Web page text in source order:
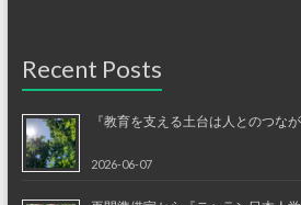
Recent Posts
『教育を支える土台は人とのつなが
2026-06-07